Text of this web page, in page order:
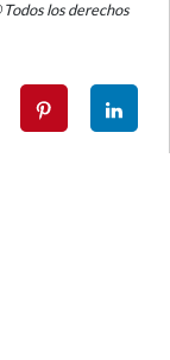
los derechos